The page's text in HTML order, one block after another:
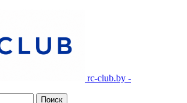
rc-club.by -